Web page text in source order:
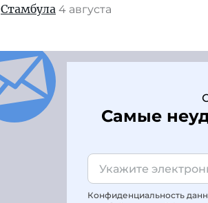
Стамбула 4 августа
Самые
Конфиденциальность